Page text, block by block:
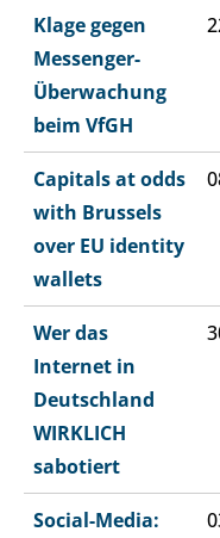
Klage gegen
Messenger-
Überwachung
beim VfGH
Capitals at odds
with Brussels
over EU identity
wallets
Wer das
Internet in
Deutschland
WIRKLICH
sabotiert
Social-Media: